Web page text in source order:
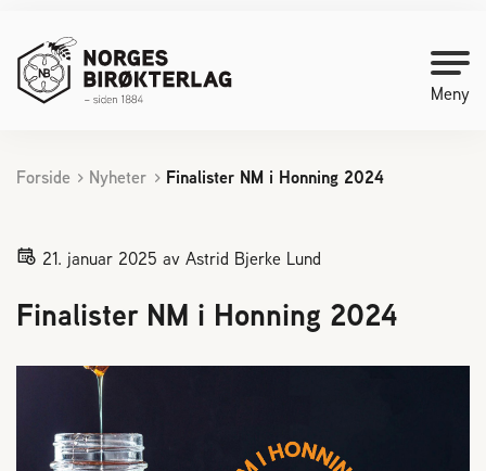
Meny
Kontakt oss
Bli medlem
Starte med birøkt
Medlemssider
Biene svermer
Forside Nyheter Finalister NM i Honning 2024
21. januar 2025 av Astrid Bjerke Lund
Finalister NM i Honning 2024